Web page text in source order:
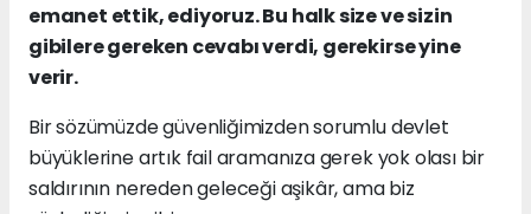
emanet ettik, ediyoruz. Bu halk size ve sizin
gibilere gereken cevabı verdi, gerekirse yine
verir.
Bir sözümüzde güvenliğimizden sorumlu devlet
büyüklerine artık fail aramanıza gerek yok olası bir
saldırının nereden geleceği aşikâr, ama biz